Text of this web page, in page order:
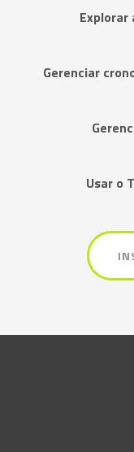
Gerenciar
Usar o